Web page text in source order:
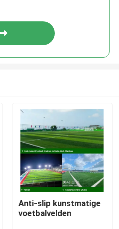
Anti-slip kunstmatige
voetbalvelden